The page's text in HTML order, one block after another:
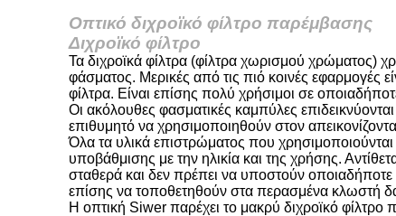
Οπτικό διχροϊκό φίλτρο παρέμβασης
Διχροϊκό φίλτρο
Τα διχροϊκά φίλτρα (φίλτρα χωρισμού χρώματος)
φάσματος. Μερικές από τις πιό κοινές εφαρμογές
φίλτρα. Είναι επίσης πολύ χρήσιμοι σε
Οι ακόλουθες φασματικές καμπύλες
επιθυμητό να χρησιμοποιηθούν στον
Όλα τα υλικά επιστρώματος που χρησιμοποιούνται
υποβάθμισης με την ηλικία και της χρήσης.
σταθερά και δεν πρέπει να υποστούν
επίσης να τοποθετηθούν στα περασμένα κλωστή
Η οπτική Siwer παρέχει το μακρύ διχροϊκό